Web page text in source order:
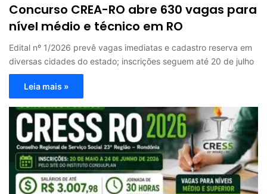
Concurso CREA-RO abre 630 vagas para
nível médio e técnico em RO
Edital nº 1/2026 prevê vagas imediatas e cadastro reserva em
diversas cidades do estado; inscrições seguem até 20 de julho
Leia mais »